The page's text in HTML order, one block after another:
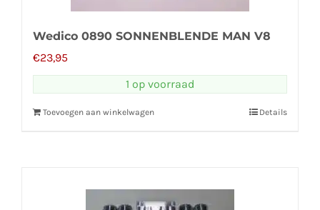
Wedico 0890 SONNENBLENDE MAN V8
€23,95
1 op voorraad
Toevoegen aan winkelwagen Details